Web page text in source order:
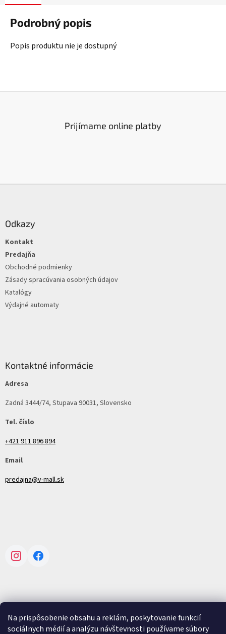
Na prispôsobenie obsahu a reklám, poskytovanie funkcií
sociálnych médií a analýzu návštevnosti používame súbory
Podrobný popis
Popis produktu nie je dostupný
Prijímame online platby
Odkazy
Kontakt
Predajňa
Obchodné podmienky
Zásady spracúvania osobných údajov
Katalógy
Výdajné automaty
Kontaktné informácie
Adresa
Zadná 3444/74, Stupava 90031, Slovensko
Tel. číslo
+421 911 896 894
Email
predajna@v-mall.sk
InstagramFacebook
Vytvoril Shoptet